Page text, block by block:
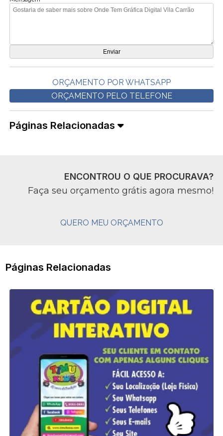
ORÇAMENTO POR WHATSAPP
ORÇAMENTO PELO TELEFONE
Páginas Relacionadas
ENCONTROU O QUE PROCURAVA?
Faça seu orçamento grátis agora mesmo!
QUERO MEU ORÇAMENTO
Páginas Relacionadas